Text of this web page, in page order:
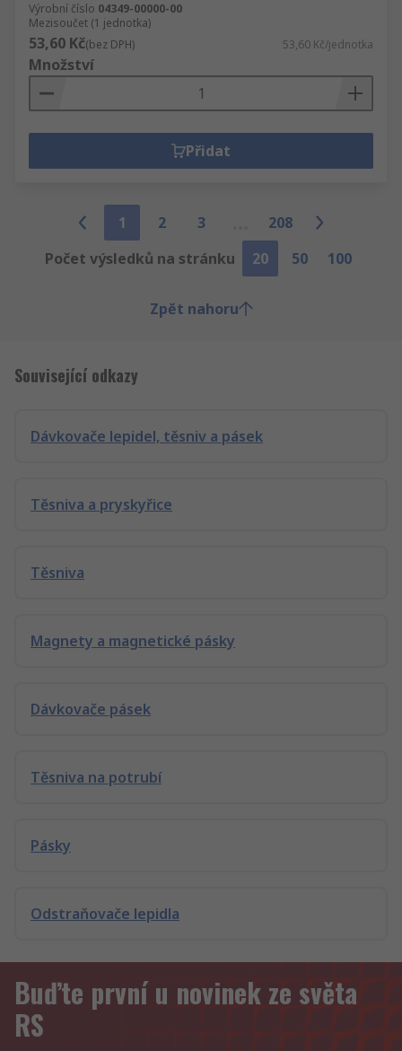
Výrobní číslo 04349-00000-00
Mezisoučet (1 jednotka)
53,60 Kč(bez DPH) 53,60 Kč/jednotka
Množství
Přidat
1 2 3
208
Počet výsledků na stránku
20 50 100
Zpět nahoru
Související odkazy
Dávkovače lepidel, těsniv a pásek
Těsniva a pryskyřice
Těsniva
Magnety a magnetické pásky
Dávkovače pásek
Těsniva na potrubí
Pásky
Odstraňovače lepidla
Buďte první u novinek ze světa
RS